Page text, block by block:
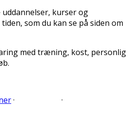
uddannelser, kurser og
som du kan se på siden om
med træning, kost, personlig
·
·